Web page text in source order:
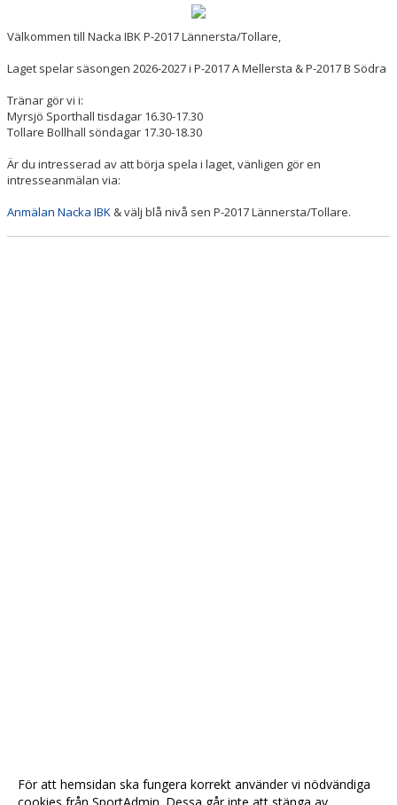
BILDGALLERI
DOKUMENT
KONTAKT
Välkommen till Nacka IBK P-2017 Lännersta/Tollare,
Laget spelar säsongen 2026-2027 i P-2017 A Mellersta & P-2017 B Södra
Tränar gör vi i:
Myrsjö Sporthall tisdagar 16.30-17.30
Tollare Bollhall söndagar 17.30-18.30
Är du intresserad av att börja spela i laget, vänligen gör en
intresseanmälan via:
Anmälan Nacka IBK& välj blå nivå sen P-2017 Lännersta/Tollare.
För att hemsidan ska fungera korrekt använder vi nödvändiga